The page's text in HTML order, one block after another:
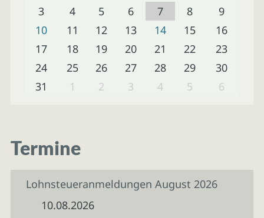
3
4 5 6 7 8
9
10
11 12 13 14 15
16
17
18 19 20 21 22
23
24
25 26 27 28 29
30
31
1 2 3 4 5 6
Termine
Lohnsteueranmeldungen August 2026
10.08.2026